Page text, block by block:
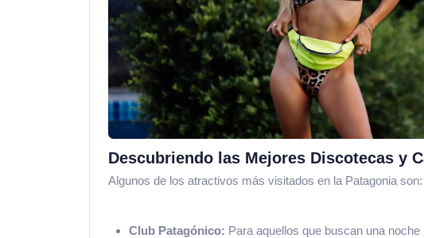
Descubriendo las Mejores Discotecas y
Algunos de los atractivos más visitados en la Patagonia son:
Club Patagónico: Para aquellos que buscan una